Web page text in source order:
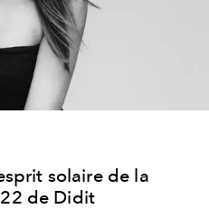
solaire de la
de Didit